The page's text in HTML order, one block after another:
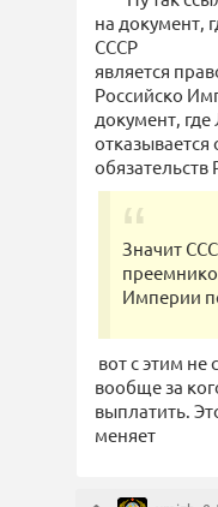
на документ,
СССР
является
Российско
документ,
отказывается
обязательств
Значит
Империи
вот с этим не
вообще за
выплатить.
меняет